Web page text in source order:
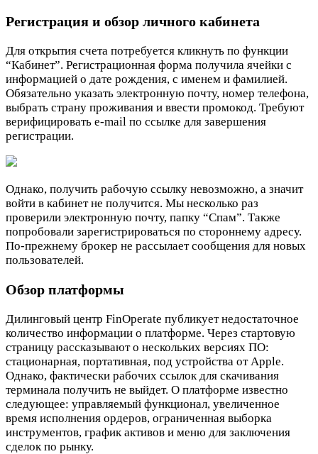
Регистрация и обзор личного кабинета
Для открытия счета потребуется кликнуть по функции
“Кабинет”. Регистрационная форма получила ячейки с
информацией о дате рождения, с именем и фамилией.
Обязательно указать электронную почту, номер телефона,
выбрать страну проживания и ввести промокод. Требуют
верифицировать e-mail по ссылке для завершения
регистрации.
Однако, получить рабочую ссылку невозможно, а значит
войти в кабинет не получится. Мы несколько раз
проверили электронную почту, папку “Спам”. Также
попробовали зарегистрироваться по стороннему адресу.
По-прежнему брокер не рассылает сообщения для новых
пользователей.
Обзор платформы
Дилинговый центр FinOperate публикует недостаточное
количество информации о платформе. Через стартовую
страницу рассказывают о нескольких версиях ПО:
стационарная, портативная, под устройства от Apple.
Однако, фактически рабочих ссылок для скачивания
терминала получить не выйдет. О платформе известно
следующее: управляемый функционал, увеличенное
время исполнения ордеров, ограниченная выборка
инструментов, график активов и меню для заключения
сделок по рынку.